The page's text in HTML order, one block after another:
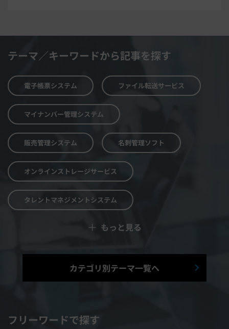
テーマ／キーワードから記事を探す
電子帳票システム ファイル転送サービス
マイナンバー管理システム
販売管理システム 名刺管理ソフト
オンラインストレージサービス
タレントマネジメントシステム
Web面接システム
シフト管理システム
契約書レビューシステム
＋ もっと見る
カテゴリ別テーマ一覧へ
フリーワードで探す